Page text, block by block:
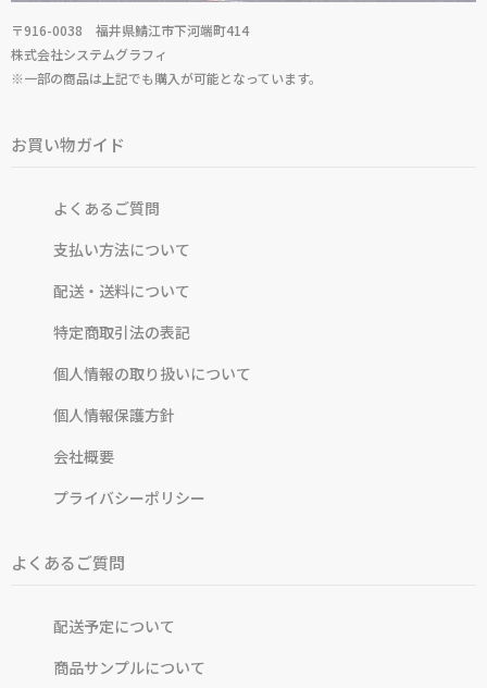
〒916-0038 福井県鯖江市下河端町414
株式会社システムグラフィ
※一部の商品は上記でも購入が可能となっています。
お買い物ガイド
よくあるご質問
支払い方法について
配送・送料について
特定商取引法の表記
個人情報の取り扱いについて
個人情報保護方針
会社概要
プライバシーポリシー
よくあるご質問
配送予定について
商品サンプルについて